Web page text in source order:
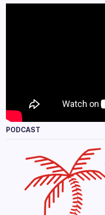
PODCAST